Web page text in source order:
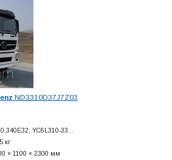
ND3310D37J7Z03
YC6L310-33…
кг
× 1100 × 2300 мм